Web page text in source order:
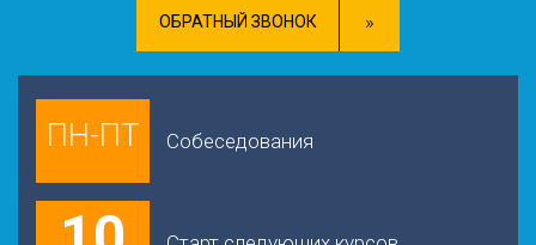
ОБРАТНЫЙ ЗВОНОК
ПН-ПТ Собеседования